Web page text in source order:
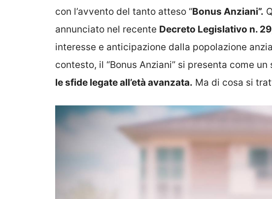
con l’avvento del tanto atteso “Bonus Anziani”.
annunciato nel recente Decreto Legislativo n.
interesse e anticipazione dalla popolazione
contesto, il “Bonus Anziani” si presenta come
le sfide legate all’età avanzata. Ma di cosa si